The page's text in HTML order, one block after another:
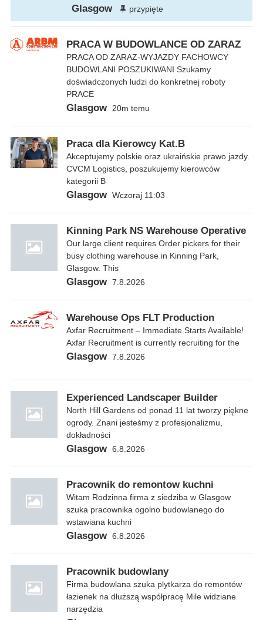
Glasgow przypięte
PRACA W BUDOWLANCE OD ZARAZ
PRACA OD ZARAZ-WYJAZDY FACHOWCY
BUDOWLANI POSZUKIWANI Szukamy
doświadczonych ludzi do konkretnej roboty
PRACE
Glasgow 20m temu
Praca dla Kierowcy Kat.B
Akceptujemy polskie oraz ukraińskie prawo jazdy.
CVCM Logistics, poszukujemy kierowców
kategorii B
Glasgow Wczoraj 11:03
Kinning Park NS Warehouse Operative
Our large client requires Order pickers for their
busy clothing warehouse in Kinning Park,
Glasgow. This
Glasgow 7.8.2026
Warehouse Ops FLT Production
Axfar Recruitment – Immediate Starts Available!
Axfar Recruitment is currently recruiting for the
Glasgow 7.8.2026
Experienced Landscaper Builder
North Hill Gardens od ponad 11 lat tworzy piękne
ogrody. Znani jesteśmy z profesjonalizmu,
dokładności
Glasgow 6.8.2026
Pracownik do remontow kuchni
Witam Rodzinna firma z siedziba w Glasgow
szuka pracownika ogolno budowlanego do
wstawiana kuchni
Glasgow 6.8.2026
Pracownik budowlany
Firma budowlana szuka plytkarza do remontów
łazienek na dłuższą współpracę Mile widziane
narzędzia